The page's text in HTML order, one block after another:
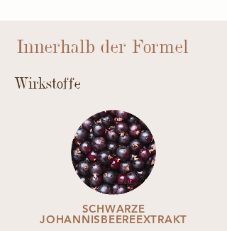
Innerhalb der Formel
Wirkstoffe
SCHWARZE
JOHANNISBEEREEXTRAKT